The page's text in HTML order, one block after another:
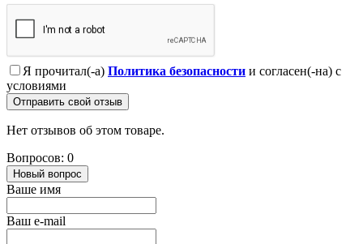
Я прочитал(-а) Политика безопасности и согласен(-на) с
условиями
Отправить свой отзыв
Нет отзывов об этом товаре.
Вопросов: 0
Новый вопрос
Ваше имя
Ваш e-mail